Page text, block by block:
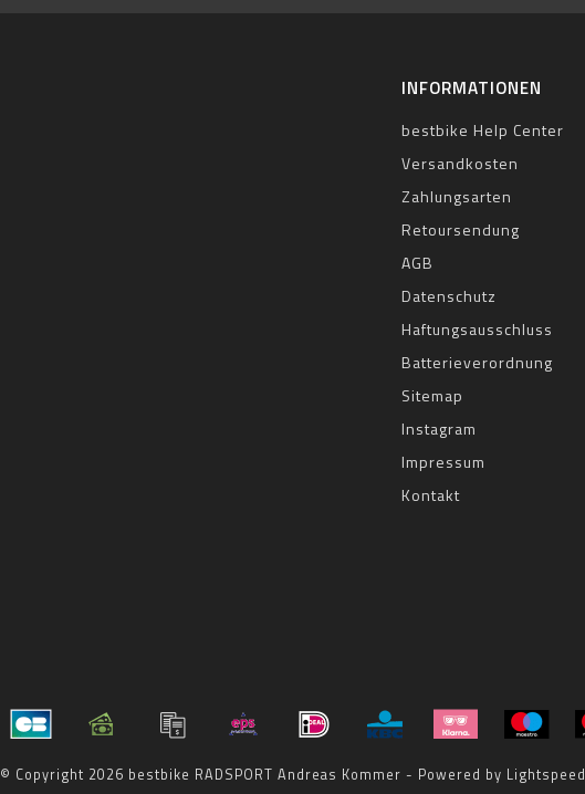
INFORMATIONEN
bestbike Help Center
Versandkosten
Zahlungsarten
Retoursendung
AGB
Datenschutz
Haftungsausschluss
Batterieverordnung
Sitemap
Instagram
Impressum
Kontakt
© Copyright 2026 bestbike RADSPORT Andreas Kommer - Powered by Lightspeed